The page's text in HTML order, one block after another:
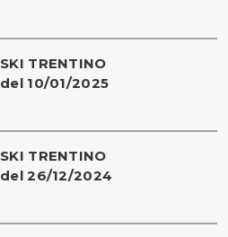
SKI TRENTINO
del 10/01/2025
SKI TRENTINO
del 26/12/2024